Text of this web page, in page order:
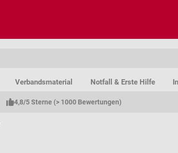
Verbandsmaterial Notfall & Erste Hilfe
4,8/5 Sterne (> 1000 Bewertungen)